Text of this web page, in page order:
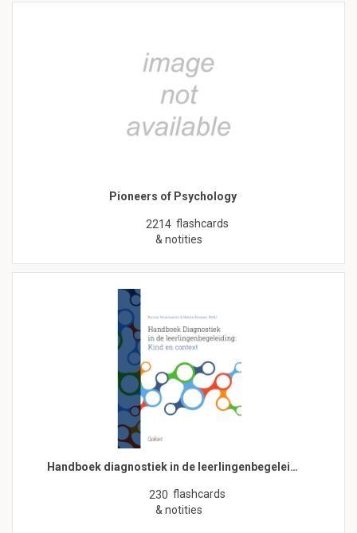
Pioneers of Psychology
2214 flashcards
& notities
Handboek diagnostiek in de leerlingenbegelei…
230 flashcards
& notities